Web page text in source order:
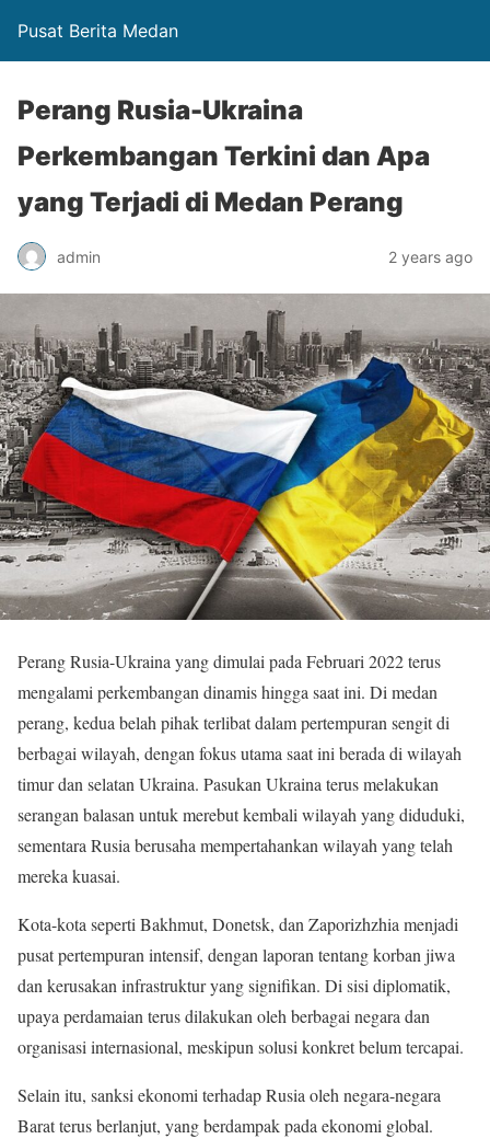
Pusat Berita Medan
Perang Rusia-Ukraina
Perkembangan Terkini dan Apa
yang Terjadi di Medan Perang
admin 2 years ago
Perang Rusia-Ukraina yang dimulai pada Februari 2022 terus
mengalami perkembangan dinamis hingga saat ini. Di medan
perang, kedua belah pihak terlibat dalam pertempuran sengit di
berbagai wilayah, dengan fokus utama saat ini berada di wilayah
timur dan selatan Ukraina. Pasukan Ukraina terus melakukan
serangan balasan untuk merebut kembali wilayah yang diduduki,
sementara Rusia berusaha mempertahankan wilayah yang telah
mereka kuasai.
Kota-kota seperti Bakhmut, Donetsk, dan Zaporizhzhia menjadi
pusat pertempuran intensif, dengan laporan tentang korban jiwa
dan kerusakan infrastruktur yang signifikan. Di sisi diplomatik,
upaya perdamaian terus dilakukan oleh berbagai negara dan
organisasi internasional, meskipun solusi konkret belum tercapai.
Selain itu, sanksi ekonomi terhadap Rusia oleh negara-negara
Barat terus berlanjut, yang berdampak pada ekonomi global.